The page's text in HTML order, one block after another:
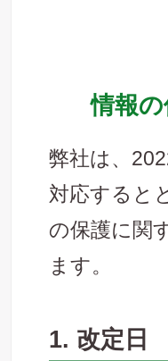
情報
弊社は、
対応すると
の保護に関
ます。
1. 改定日